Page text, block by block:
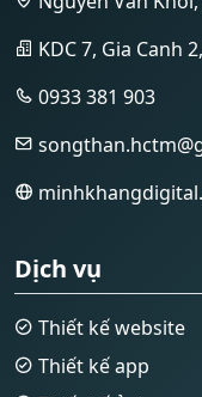
KDC 7, Gia Canh
0933 381 903
Dịch vụ
Thiết kế website
Thiết kế app